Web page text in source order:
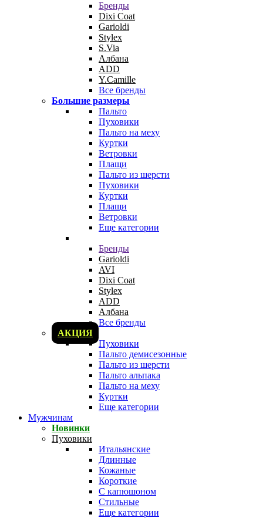
Бренды
Dixi Coat
Garioldi
Stylex
S.Via
Албана
ADD
Y.Camille
Все бренды
Большие размеры
Пальто
Пуховики
Пальто на меху
Куртки
Ветровки
Плащи
Пальто из шерсти
Пуховики
Куртки
Плащи
Ветровки
Еще категории
Бренды
Garioldi
AVI
Dixi Coat
Stylex
ADD
Албана
Все бренды
АКЦИЯ
Пуховики
Пальто демисезонные
Пальто из шерсти
Пальто альпака
Пальто на меху
Куртки
Еще категории
Мужчинам
Новинки
Пуховики
Итальянские
Длинные
Кожаные
Короткие
С капюшоном
Стильные
Еще категории